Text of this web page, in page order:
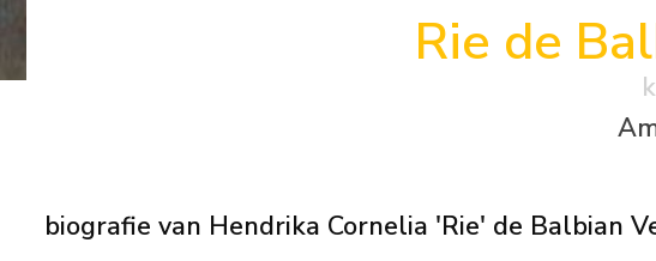
Rie de
biografie van Hendrika Cornelia 'Rie' de Balbian